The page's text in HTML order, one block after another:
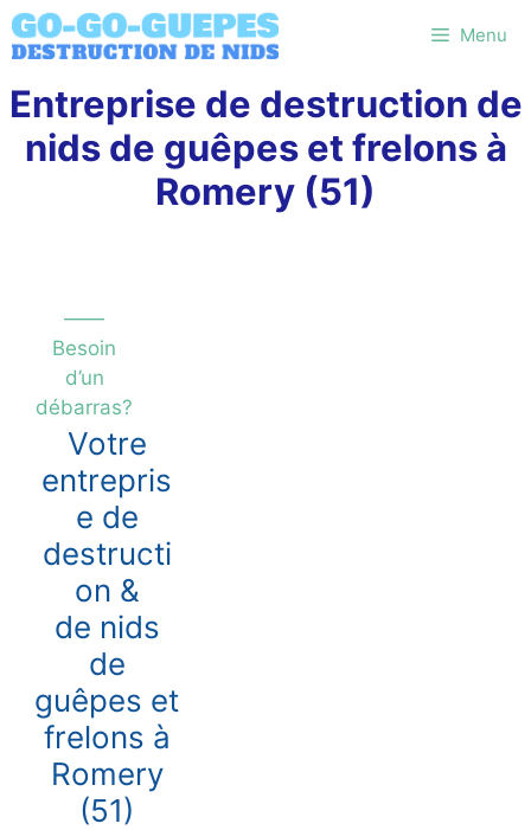
Aller
au
Menu
Entreprise de destruction de
nids de guêpes et frelons à
Romery (51)
——
Besoin
d’un
débarras?
Votre
entrepris
e de
destructi
on &
de nids
de
guêpes et
frelons à
Romery
(51)